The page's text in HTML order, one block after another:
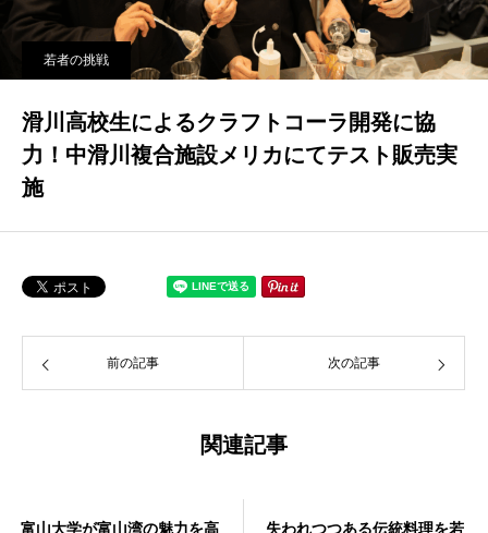
若者の挑戦
滑川高校生によるクラフトコーラ開発に協
力！中滑川複合施設メリカにてテスト販売実
施
前の記事 次の記事
関連記事
湾の魅力を高
失われつつある伝統料理を若
商品開発に